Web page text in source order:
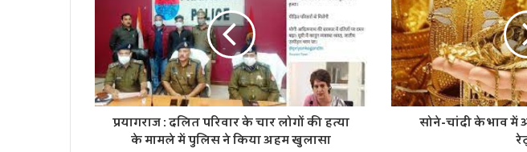
प्रयागराज : दलित परिवार के चार लोगों की हत्या
के मामले में पुलिस ने किया अहम खुलासा
सोने-चांदी के भाव में